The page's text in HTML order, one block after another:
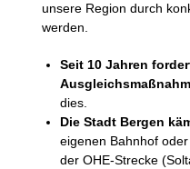
unsere Region durch
werden.
Seit 10 Jahren
dies.
Die Stadt Bergen
eigenen Bahnhof
der OHE-Strecke